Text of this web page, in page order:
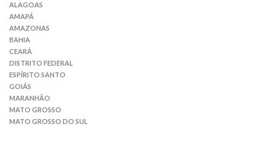
ALAGOAS
AMAPÁ
AMAZONAS
BAHIA
CEARÁ
DISTRITO FEDERAL
ESPÍRITO SANTO
GOIÁS
MARANHÃO
MATO GROSSO
MATO GROSSO DO SUL